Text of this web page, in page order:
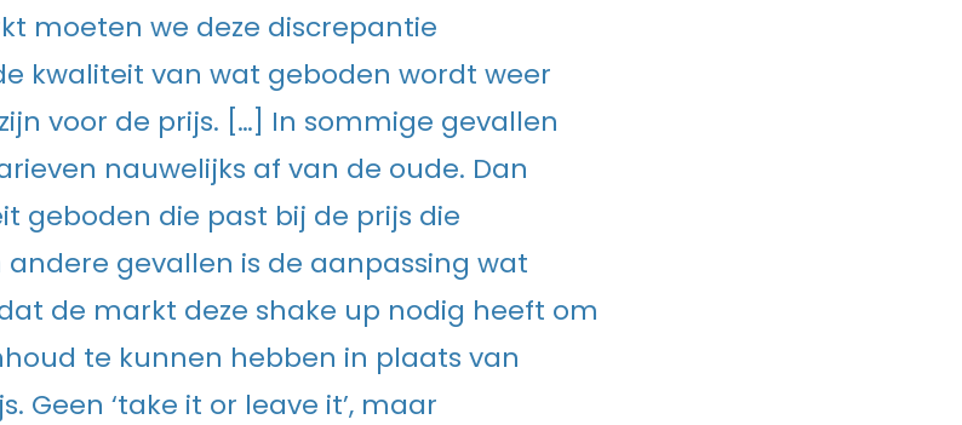
moeten we deze discrepantie
kwaliteit van wat geboden wordt weer
voor de prijs. […] In sommige gevallen
nauwelijks af van de oude. Dan
geboden die past bij de prijs die
gevallen is de aanpassing wat
de markt deze shake up nodig heeft om
te kunnen hebben in plaats van
Geen ‘take it or leave it’, maar